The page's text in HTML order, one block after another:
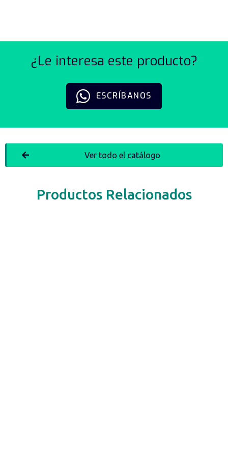
¿Le interesa este producto?
ESCRÍBANOS
Productos Relacionados
Ver todo el catálogo